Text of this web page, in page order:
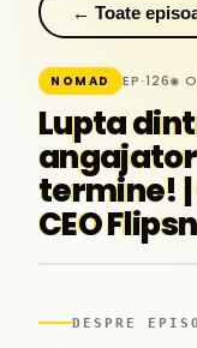
← Toate
NOMAD EP·126◉
Lupta
termine! |
CEO
DESPRE